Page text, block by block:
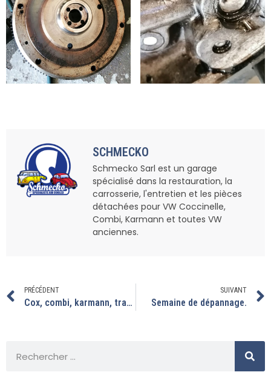
SCHMECKO
Schmecko Sarl est un garage
spécialisé dans la restauration, la
carrosserie, l'entretien et les pièces
détachées pour VW Coccinelle,
Combi, Karmann et toutes VW
anciennes.
PRÉCÉDENT
Cox, combi, karmann, transporteur. On révise pour les premiers départs.
SUIVANT
Semaine de dépannage.